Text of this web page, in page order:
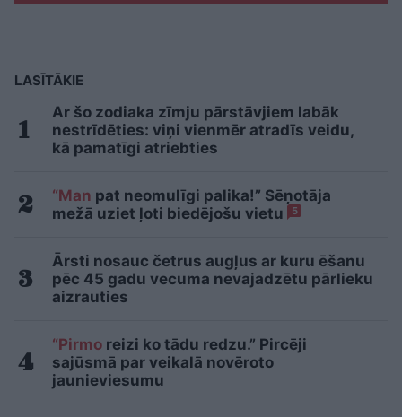
LASĪTĀKIE
Ar šo zodiaka zīmju pārstāvjiem labāk
nestrīdēties: viņi vienmēr atradīs veidu,
kā pamatīgi atriebties
“Man pat neomulīgi palika!” Sēņotāja
mežā uziet ļoti biedējošu vietu
5
Ārsti nosauc četrus augļus ar kuru ēšanu
pēc 45 gadu vecuma nevajadzētu pārlieku
aizrauties
“Pirmo reizi ko tādu redzu.” Pircēji
sajūsmā par veikalā novēroto
jaunieviesumu